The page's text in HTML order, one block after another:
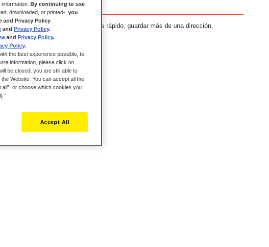
tiene muchos beneficios: Pago más rápido, guardar más de una dirección,
y mucho más.
By continuing to use
downloaded, or printed-, you
and Privacy Policy
and Privacy Policy.
and Privacy Policy.
Policy.
the best experience possible, to
information, please click on
be closed, you are still able to
Website. You can accept all the
all”, or choose which cookies you
”
Accept All